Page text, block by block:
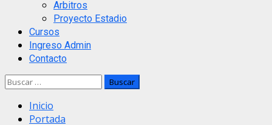
Arbitros
Proyecto Estadio
Cursos
Ingreso Admin
Contacto
Buscar:
Inicio
Portada